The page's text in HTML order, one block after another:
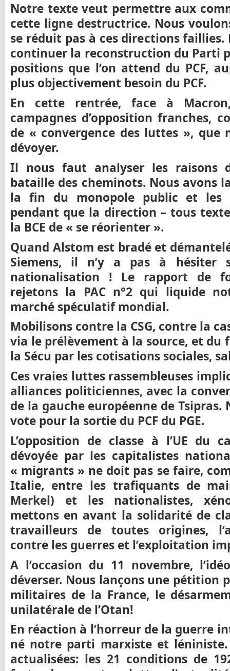
Notre texte veut permettre aux
cette ligne destructrice. Nous
se réduit pas à ces directions faillies.
continuer la reconstruction du Parti
positions que l’on attend du PCF,
plus objectivement besoin du PCF.
En cette rentrée, face à
campagnes d’opposition franches,
de « convergence des luttes », que
dévoyer.
Il nous faut analyser les raisons
bataille des cheminots. Nous avons
la fin du monopole public et les
pendant que la direction – tous
la BCE de « se réorienter ».
Quand Alstom est bradé et
Siemens, il n’y a pas à hésiter
nationalisation ! Le rapport de
rejetons la PAC n°2 qui liquide
marché spéculatif mondial.
Mobilisons contre la CSG, contre la
via le prélèvement à la source, et du
la Sécu par les cotisations sociales,
Ces vraies luttes rassembleuses
alliances politiciennes, avec la
de la gauche européenne de
vote pour la sortie du PCF du PGE.
L’opposition de classe à l’UE du
dévoyée par les capitalistes
« migrants » ne doit pas se faire,
Italie, entre les trafiquants de
Merkel) et les nationalistes,
mettons en avant la solidarité de
travailleurs de toutes origines,
contre les guerres et
A l’occasion du 11 novembre,
déverser. Nous lançons une pétition
militaires de la France, le
unilatérale de l’Otan!
En réaction à l’horreur de la guerre
né notre parti marxiste et léniniste.
actualisées: les 21 conditions de